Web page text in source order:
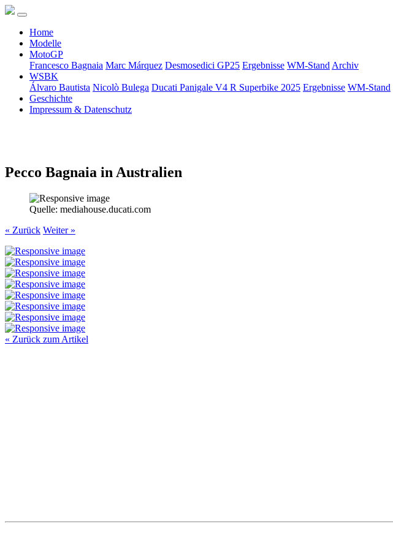
Home
Modelle
MotoGP
Francesco Bagnaia Marc Márquez Desmosedici GP25 Ergebnisse WM-Stand Archiv
WSBK
Álvaro Bautista Nicolò Bulega Ducati Panigale V4 R Superbike 2025 Ergebnisse WM-Stand
Geschichte
Impressum & Datenschutz
Pecco Bagnaia in Australien
Quelle: mediahouse.ducati.com
« Zurück Weiter »
« Zurück zum Artikel